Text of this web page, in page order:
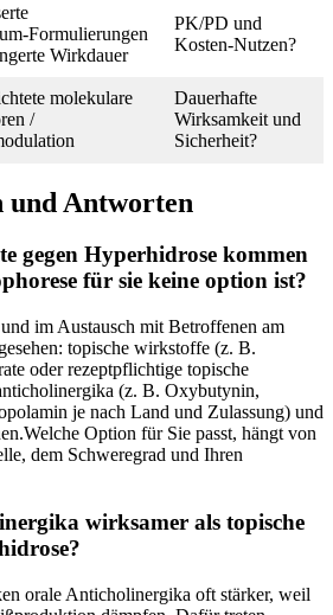
Wirkdauer
PK/PD⁣ und
Kosten‑Nutzen?
⁢molekulare
/
Dauerhafte
‍Wirksamkeit und
Sicherheit?
⁣und⁤ Antworten
gegen ⁢Hyperhidrose kommen
für sie keine option⁤ ist?
im ⁢Austausch mit Betroffenen am
topische wirkstoffe (z. B.
oder rezeptpflichtige topische‍
(z. B. Oxybutynin,
je nach⁤ Land ⁣und Zulassung) und
Option⁣ für ‌Sie passt, ⁢hängt ‌von
​dem⁣ Schweregrad und‍ Ihren
⁤wirksamer als topische
orale Anticholinergika oft stärker, ⁣weil